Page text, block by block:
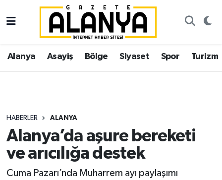
Alanya Asayiş Bölge Siyaset Spor Turizm
HABERLER ALANYA
Alanya’da aşure bereketi
ve arıcılığa destek
Cuma Pazarı’nda Muharrem ayı paylaşımı
Alanya
Asayiş
Siyaset
Spor
İstanbul Nöbetçi Eczaneler
İstanbul Hava Durumu
Süper Lig Puan Durumu ve Fikstür
Tüm Manşetler
Son Dakika Haberleri